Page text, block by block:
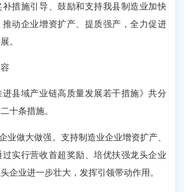
施引导、鼓励和支持我县制造业加快
动企业增资扩产、提质强产，全力促进
。
域产业链高质量发展若干措施》共分
十条措施。
做大做强。支持制造业企业增资扩产、
实行营收首超奖励、培优扶强龙头企业
企业进一步壮大，发挥引领带动作用。